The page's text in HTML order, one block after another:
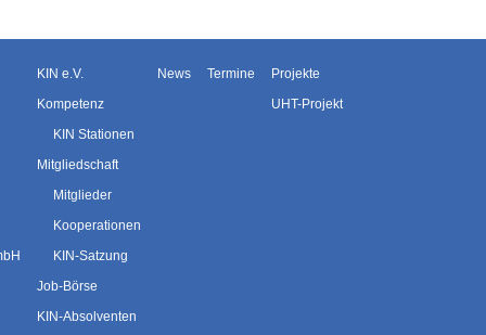
KIN e.V.
Kompetenz
KIN Stationen
Mitgliedschaft
Mitglieder
Kooperationen
KIN-Satzung
Job-Börse
KIN-Absolventen
News Termine
Projekte
UHT-Projekt